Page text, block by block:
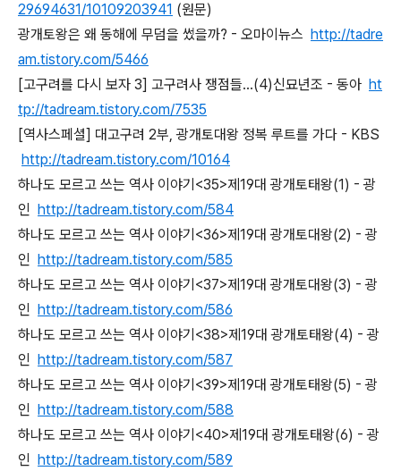
29694631/10109203941 (원문)
광개토왕은 왜 동해에 무덤을 썼을까? - 오마이뉴스 http://tadre
am.tistory.com/5466
[고구려를 다시 보자 3] 고구려사 쟁점들…(4)신묘년조 - 동아 ht
tp://tadream.tistory.com/7535
[역사스페셜] 대고구려 2부, 광개토대왕 정복 루트를 가다 - KBS
http://tadream.tistory.com/10164
하나도 모르고 쓰는 역사 이야기<35>제19대 광개토태왕(1) - 광
인 http://tadream.tistory.com/584
하나도 모르고 쓰는 역사 이야기<36>제19대 광개토대왕(2) - 광
인 http://tadream.tistory.com/585
하나도 모르고 쓰는 역사 이야기<37>제19대 광개토대왕(3) - 광
인 http://tadream.tistory.com/586
하나도 모르고 쓰는 역사 이야기<38>제19대 광개토태왕(4) - 광
인 http://tadream.tistory.com/587
하나도 모르고 쓰는 역사 이야기<39>제19대 광개토태왕(5) - 광
인 http://tadream.tistory.com/588
하나도 모르고 쓰는 역사 이야기<40>제19대 광개토태왕(6) - 광
인 http://tadream.tistory.com/589